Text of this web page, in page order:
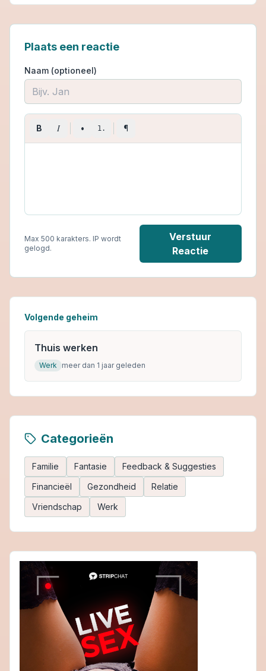
Plaats een reactie
Naam (optioneel)
B I • 1. ¶
Max 500 karakters. IP wordt
gelogd.
Verstuur
Reactie
Volgende geheim
Thuis werken
Werk meer dan 1 jaar geleden
Categorieën
Familie Fantasie
Feedback & Suggesties
Financieël
Gezondheid
Relatie
Vriendschap
Werk